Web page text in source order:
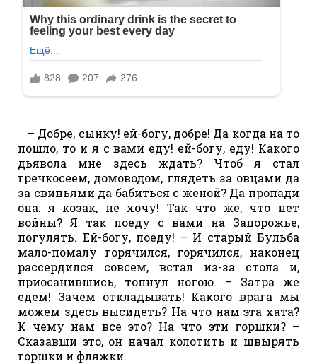
– Добре, сынку! ей-богу, добре! Да когда на то
пошло, то и я с вами еду! ей-богу, еду! Какого
дьявола мне здесь ждать? Чтоб я стал
гречкосеем, домоводом, глядеть за овцами да
за свиньями да бабиться с женой? Да пропади
она: я козак, не хочу! Так что же, что нет
войны? Я так поеду с вами на Запорожье,
погулять. Ей-богу, поеду! – И старый Бульба
мало-помалу горячился, горячился, наконец
рассердился совсем, встал из-за стола и,
приосанившись, топнул ногою. – Затра же
едем! Зачем откладывать! Какого врага мы
можем здесь высидеть? На что нам эта хата?
К чему нам все это? На что эти горшки? –
Сказавши это, он начал колотить и швырять
горшки и фляжки.